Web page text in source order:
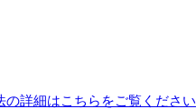
の詳細はこちらをご覧ください